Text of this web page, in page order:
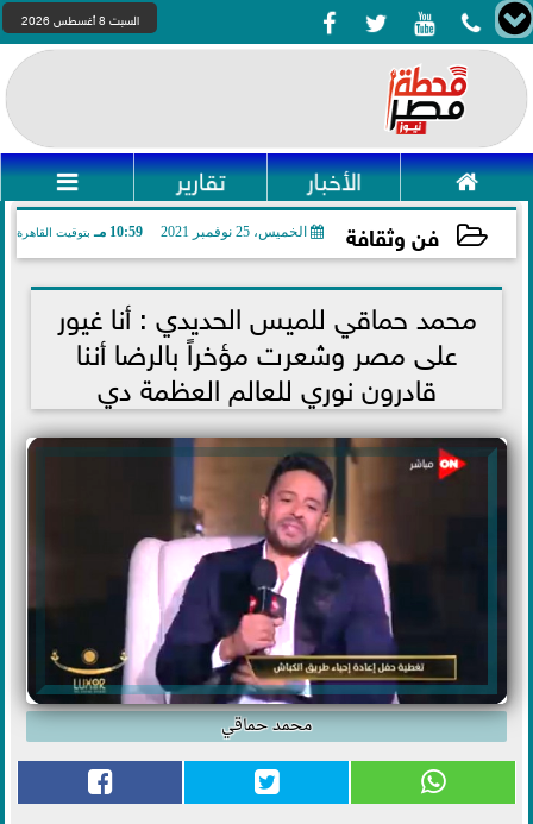
    السبت 8 أغسطس 2026
 الأخبار تقارير 
فن وثقافة الخميس، 25 نوفمبر 2021 10:59 مـ بتوقيت القاهرة
2021-11-25 22:59:31محمد حماقي للميس الحديدي : أنا غيور
على مصر وشعرت مؤخراً بالرضا أننا
قادرون نوري للعالم العظمة دي
محمد حماقي